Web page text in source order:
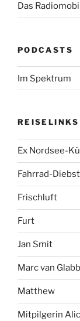
Das
PODCASTS
Im Spektrum
REISELINKS
Ex Nordsee-
Fahrrad-
Frischluft
Furt
Jan Smit
Marc van
Matthew
Mitpilgerin